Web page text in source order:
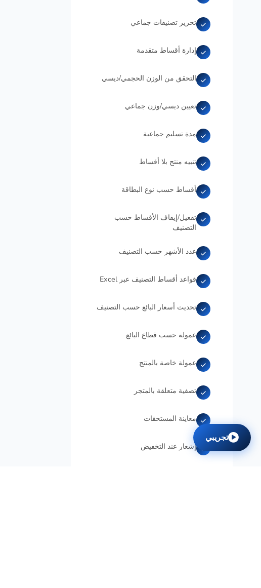
تحرير تصنيفات جماعي
إدارة أقساط متقدمة
التحقق من الوزن الحجمي/ديسي
تعيين ديسي/وزن جماعي
مدة تسليم جماعية
تنبيه منتج بلا أقساط
أقساط حسب نوع البطاقة
تفعيل/إيقاف الأقساط حسب
التصنيف
عدد الأشهر حسب التصنيف
قواعد أقساط التصنيف عبر Excel
تحديث أسعار البائع حسب التصنيف
عمولة حسب قطاع البائع
عمولة خاصة بالمنتج
تصفية متعلقة بالمتجر
معاينة المستحقات
إشعار عند التخفيض
تجريبي